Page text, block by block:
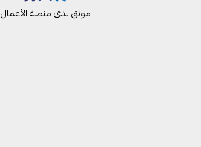
موثق لدى منصة الأعمال